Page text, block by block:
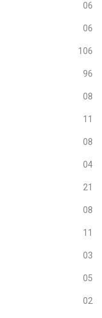
06
06
106
96
08
11
08
04
21
08
11
03
05
02